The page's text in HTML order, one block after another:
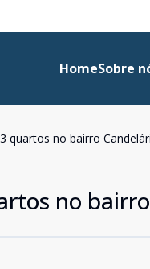
HomeSobre
quartos no bairro
no